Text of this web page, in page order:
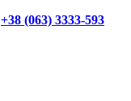
+38 (063) 3333-593